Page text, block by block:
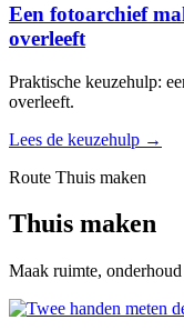
Een fotoarchief
overleeft
Praktische keuzehulp:
overleeft.
Lees de keuzehulp →
Route Thuis maken
Thuis maken
Maak ruimte,